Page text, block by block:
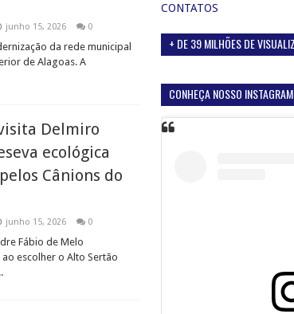
junho 15, 2026 0
da rede municipal
de Alagoas. A
Delmiro
ecológica
Cânions do
junho 15, 2026 0
Fábio de Melo
escolher o Alto Sertão
CONTATOS
+ DE 39 MILHÕES DE
CONHEÇA NOSSO INSTAGRAM